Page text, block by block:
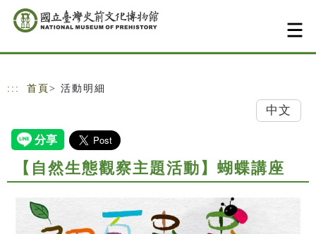
跳到主要內容
網站導覽
::: 首頁 > 活動明細
中文
【自然生態觀察主題活動】蝴蝶講座